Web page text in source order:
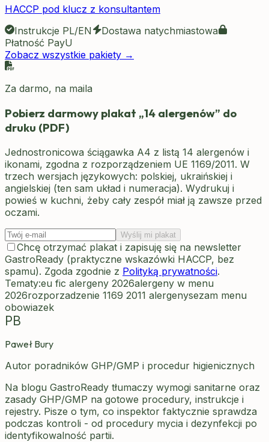
HACCP pod klucz z konsultantem
Instrukcje PL/EN
Dostawa natychmiastowa
Płatność PayU
Zobacz wszystkie pakiety →
Za darmo, na maila
Pobierz darmowy plakat „14 alergenów” do
druku (PDF)
Jednostronicowa ściągawka A4 z listą 14 alergenów i
ikonami, zgodna z rozporządzeniem UE 1169/2011. W
trzech wersjach językowych: polskiej, ukraińskiej i
angielskiej (ten sam układ i numeracja). Wydrukuj i
powieś w kuchni, żeby cały zespół miał ją zawsze przed
oczami.
Wyślij mi plakat
Chcę otrzymać plakat i zapisuję się na newsletter
GastroReady (praktyczne wskazówki HACCP, bez
spamu). Zgoda zgodnie z Polityką prywatności.
Tematy:eu fic alergeny 2026alergeny w menu
2026rozporzadzenie 1169 2011 alergenysezam menu
obowiazek
PB
Paweł Bury
Autor poradników GHP/GMP i procedur higienicznych
Na blogu GastroReady tłumaczy wymogi sanitarne oraz
zasady GHP/GMP na gotowe procedury, instrukcje i
rejestry. Pisze o tym, co inspektor faktycznie sprawdza
podczas kontroli - od procedury mycia i dezynfekcji po
identyfikowalność partii.